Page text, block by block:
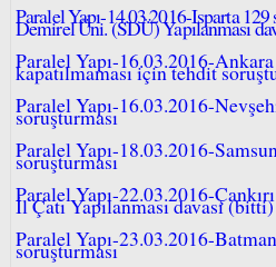
Paralel Yapı-14.03.2016-Isparta
Demirel Üni. (SDÜ) Yapılanması
Paralel Yapı-16.03.2016-
kapatılmaması için tehdit
Paralel Yapı-16.03.2016-
soruşturması
Paralel Yapı-18.03.2016-
soruşturması
Paralel Yapı-22.03.2016-
İl Çatı Yapılanması davası (bitti)
Paralel Yapı-23.03.2016-
soruşturması